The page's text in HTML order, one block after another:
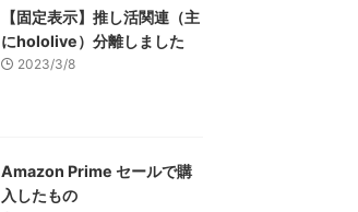
【固定表示】推し活関連（主
にhololive）分離しました
2023/3/8
Amazon Prime セールで購
入したもの